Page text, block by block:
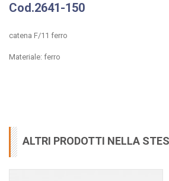
Cod.2641-150
catena F/11 ferro
Materiale: ferro
ALTRI PRODOTTI NELLA